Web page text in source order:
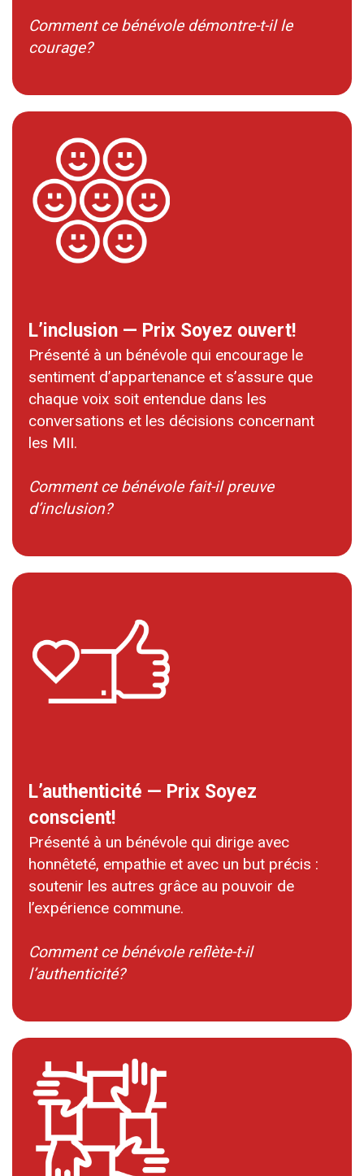
Comment ce bénévole démontre-t-il le
courage?
L’inclusion — Prix Soyez ouvert!
Présenté à un bénévole qui encourage le
sentiment d’appartenance et s’assure que
chaque voix soit entendue dans les
conversations et les décisions concernant
les MII.
Comment ce bénévole fait-il preuve
d’inclusion?
L’authenticité — Prix Soyez
conscient!
Présenté à un bénévole qui dirige avec
honnêteté, empathie et avec un but précis :
soutenir les autres grâce au pouvoir de
l’expérience commune.
Comment ce bénévole reflète-t-il
l’authenticité?